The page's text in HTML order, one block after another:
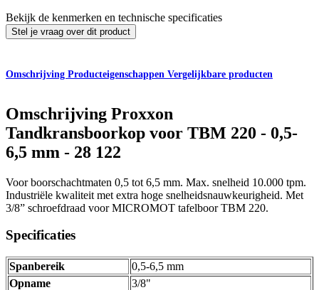
Bekijk de kenmerken en technische specificaties
Stel je vraag over dit product
Omschrijving Producteigenschappen Vergelijkbare producten
Omschrijving Proxxon
Tandkransboorkop voor TBM 220 - 0,5-
6,5 mm - 28 122
Voor boorschachtmaten 0,5 tot 6,5 mm. Max. snelheid 10.000 tpm.
Industriële kwaliteit met extra hoge snelheidsnauwkeurigheid. Met
3/8” schroefdraad voor MICROMOT tafelboor TBM 220.
Specificaties
Spanbereik
0,5-6,5 mm
Opname
3/8"